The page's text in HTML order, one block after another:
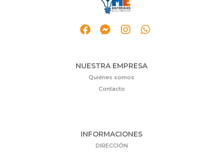
NUESTRA EMPRESA
Quiénes somos
Contacto
INFORMACIONES
DIRECCIÓN